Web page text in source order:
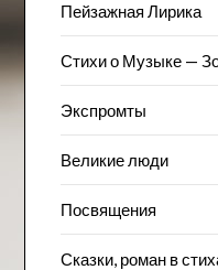
Пейзажна​я Лирика
Стихи о Музыке —
Экспромты
Великие люди
Посвящения
Сказки, роман в